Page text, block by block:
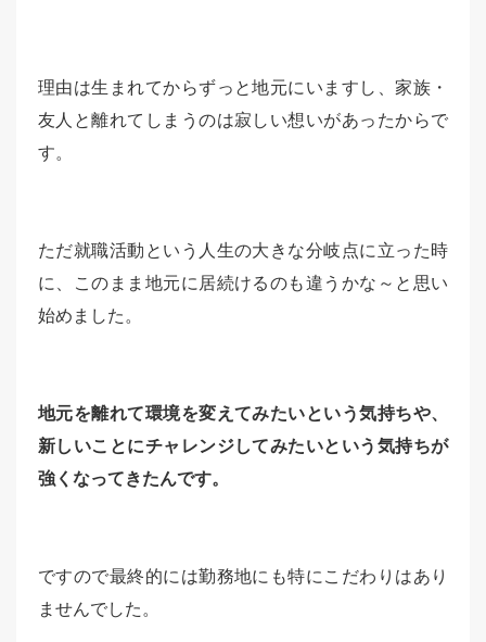
理由は生まれてからずっと地元にいますし、家族・
友人と離れてしまうのは寂しい想いがあったからで
す。
ただ就職活動という人生の大きな分岐点に立った時
に、このまま地元に居続けるのも違うかな～と思い
始めました。
地元を離れて環境を変えてみたいという気持ちや、
新しいことにチャレンジしてみたいという気持ちが
強くなってきたんです。
ですので最終的には勤務地にも特にこだわりはあり
ませんでした。